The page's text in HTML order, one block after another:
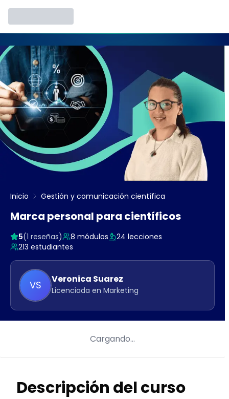
Descripción del curso
Inicio Gestión y comunicación científica
Marca personal para científicos
5(1 reseñas) 8 módulos 24 lecciones
213 estudiantes
VS Veronica Suarez
Licenciada en Marketing
Cargando…